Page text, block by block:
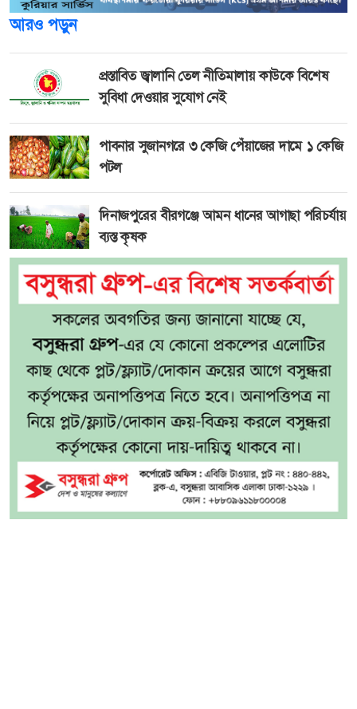
আরও পড়ুন
প্রস্তাবিত জ্বালানি তেল নীতিমালায় কাউকে বিশেষ
সুবিধা দেওয়ার সুযোগ নেই
পাবনার সুজানগরে ৩ কেজি পেঁয়াজের দামে ১ কেজি
পটল
দিনাজপুরের বীরগঞ্জে আমন ধানের আগাছা পরিচর্যায়
ব্যস্ত কৃষক